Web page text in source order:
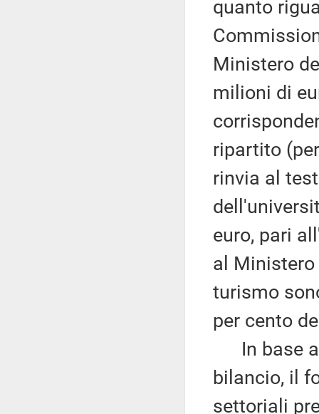
quanto
Ministero
milioni di
ripartito
rinvia al
euro, pari
al
turismo
per cento
In base al
bilancio, il
settoriali